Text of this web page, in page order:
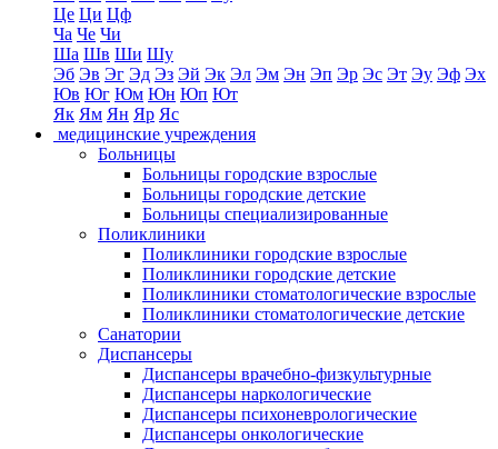
Це Ци Цф
Ча Че Чи
Ша Шв Ши Шу
Эб Эв Эг Эд Эз Эй Эк Эл Эм Эн Эп Эр Эс Эт Эу Эф Эх
Юв Юг Юм Юн Юп Ют
Як Ям Ян Яр Яс
медицинские учреждения
Больницы
Больницы городские взрослые
Больницы городские детские
Больницы специализированные
Поликлиники
Поликлиники городские взрослые
Поликлиники городские детские
Поликлиники стоматологические взрослые
Поликлиники стоматологические детские
Санатории
Диспансеры
Диспансеры врачебно-физкультурные
Диспансеры наркологические
Диспансеры психоневрологические
Диспансеры онкологические